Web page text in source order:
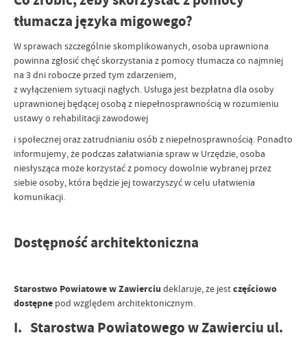
tłumacza języka migowego?
W sprawach szczególnie skomplikowanych, osoba uprawniona
powinna zgłosić chęć skorzystania z pomocy tłumacza co najmniej
na 3 dni robocze przed tym zdarzeniem,
z wyłączeniem sytuacji nagłych. Usługa jest bezpłatna dla osoby
uprawnionej będącej osobą z niepełnosprawnością w rozumieniu
ustawy o rehabilitacji zawodowej
i społecznej oraz zatrudnianiu osób z niepełnosprawnością. Ponadto
informujemy, że podczas załatwiania spraw w Urzędzie, osoba
niesłysząca może korzystać z pomocy dowolnie wybranej przez
siebie osoby, która będzie jej towarzyszyć w celu ułatwienia
komunikacji.
Dostępność architektoniczna
Starostwo Powiatowe w Zawierciu deklaruje, że jestczęściowo
dostępne pod względem architektonicznym.
I. Starostwa Powiatowego w Zawierciu ul.